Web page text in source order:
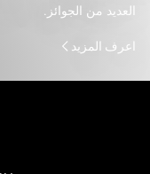
العديد من الجوائز.
اعرف المزيد